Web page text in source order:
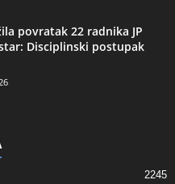
povratak 22 radnika JP
Disciplinski postupak
2245